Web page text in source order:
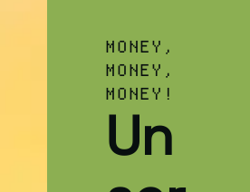
MONEY,
MONEY,
MONEY!
Un